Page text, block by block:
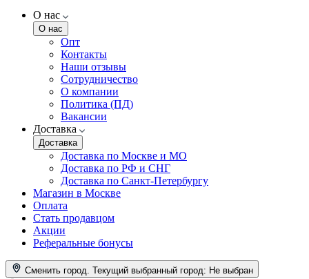
О нас
О нас
Опт
Контакты
Наши отзывы
Сотрудничество
О компании
Политика (ПД)
Вакансии
Доставка
Доставка
Доставка по Москве и МО
Доставка по РФ и СНГ
Доставка по Санкт-Петербургу
Магазин в Москве
Оплата
Стать продавцом
Акции
Реферальные бонусы
Сменить город. Текущий выбранный город: Не выбран